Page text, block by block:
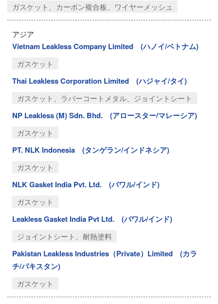
ガスケット、カーボン複合板、ワイヤーメッシュ
アジア
Vietnam Leakless Company Limited (ハノイ/ベトナム)
ガスケット
Thai Leakless Corporation Limited (ハジャイ/タイ)
ガスケット、ラバーコートメタル、ジョイントシート
NP Leakless (M) Sdn. Bhd. (アロースター/マレーシア)
ガスケット
PT. NLK Indonesia (タンゲラン/インドネシア)
ガスケット
NLK Gasket India Pvt. Ltd. (バワル/インド)
ガスケット
Leakless Gasket India Pvt Ltd. (バワル/インド)
ジョイントシート、耐熱塗料
Pakistan Leakless Industries（Private）Limited (カラ
チ/パキスタン)
ガスケット